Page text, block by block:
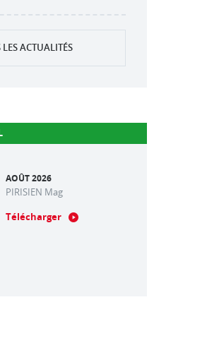
LES ACTUALITÉS
AOÛT 2026
PIRISIEN Mag
Télécharger